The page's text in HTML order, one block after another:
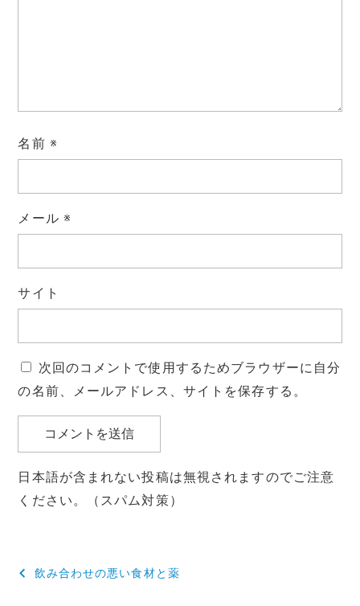
名前 ※
メール ※
サイト
次回のコメントで使用するためブラウザーに自分
の名前、メールアドレス、サイトを保存する。
日本語が含まれない投稿は無視されますのでご注意
ください。（スパム対策）
投
飲み合わせの悪い食材と薬